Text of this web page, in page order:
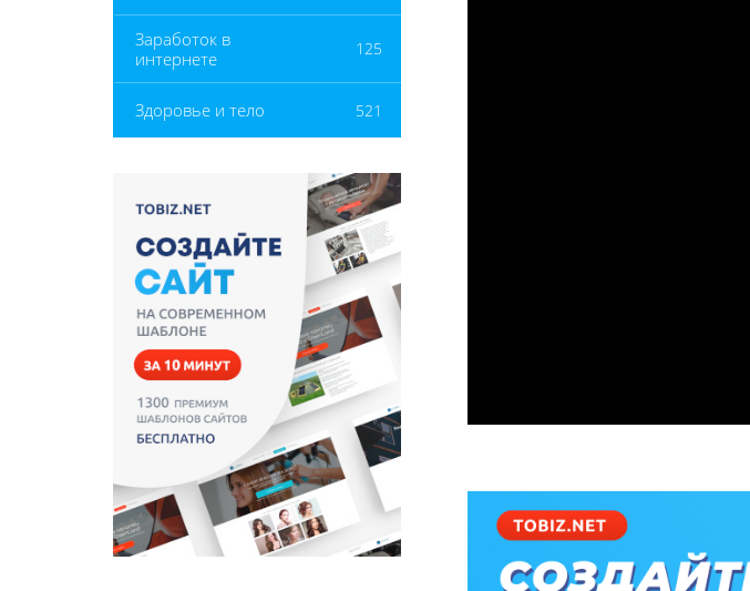
Заработок в
интернете
125
Здоровье и тело 521